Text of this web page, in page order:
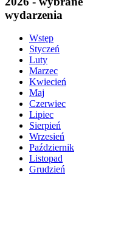
wydarzenia
Wstęp
Styczeń
Luty
Marzec
Kwiecień
Maj
Czerwiec
Lipiec
Sierpień
Wrzesień
Październik
Listopad
Grudzień